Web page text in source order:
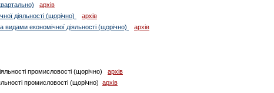
архів
діяльності (щорічно)
архів
видами економічної діяльності (щорічно)
архів
промисловості (щорічно) архів
промисловості (щорічно) архів